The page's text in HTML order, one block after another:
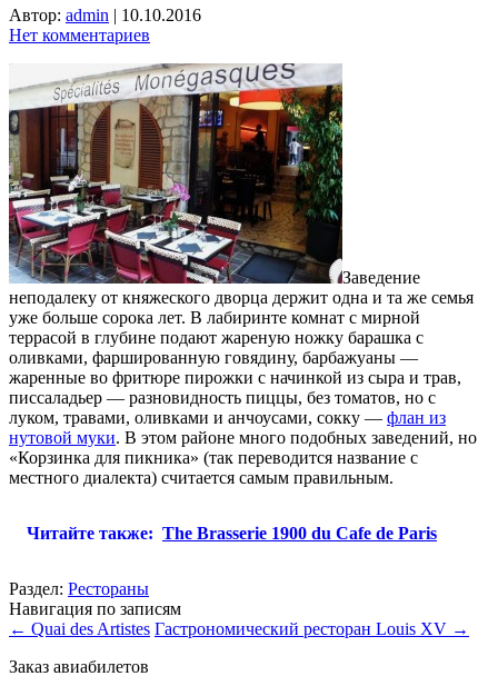
Автор: admin | 10.10.2016
Нет комментариев
Заведение
неподалеку от княжеского дворца держит одна и та же семья
уже больше сорока лет. В лабиринте комнат с мирной
террасой в глубине подают жареную ножку барашка с
оливками, фаршированную говядину, барбажуаны —
жаренные во фритюре пирожки с начинкой из сыра и трав,
писсаладьер — разновидность пиццы, без томатов, но с
луком, травами, оливками и анчоусами, сокку — флан из
нутовой муки. В этом районе много подобных заведений, но
«Корзинка для пикника» (так переводится название с
местного диалекта) считается самым правильным.
Читайте также: The Brasserie 1900 du Cafe de Paris
Раздел: Рестораны
Навигация по записям
← Quai des Artistes Гастрономический ресторан Louis XV →
Заказ авиабилетов